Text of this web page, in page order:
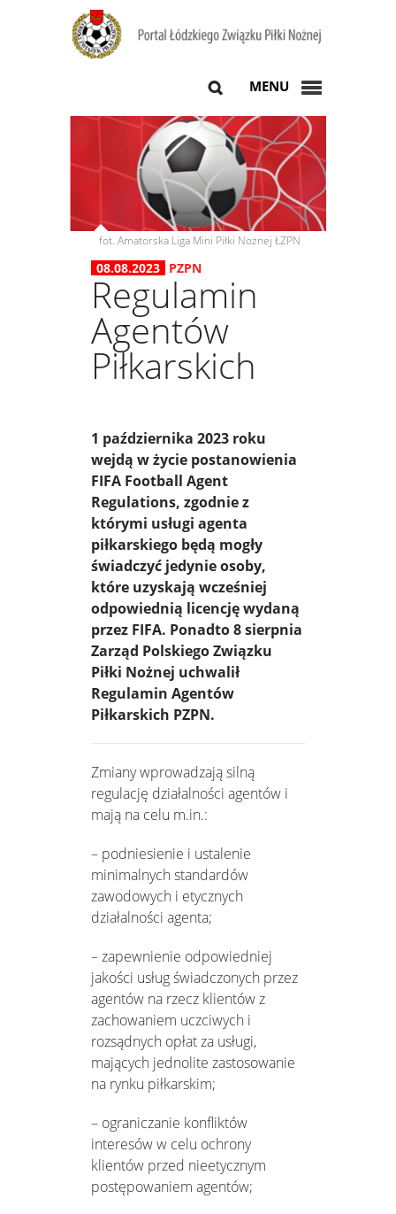
MENU
fot. Amatorska Liga Mini Piłki Nożnej ŁZPN
08.08.2023 PZPN
Regulamin
Agentów
Piłkarskich
1 października 2023 roku
wejdą w życie postanowienia
FIFA Football Agent
Regulations, zgodnie z
którymi usługi agenta
piłkarskiego będą mogły
świadczyć jedynie osoby,
które uzyskają wcześniej
odpowiednią licencję wydaną
przez FIFA. Ponadto 8 sierpnia
Zarząd Polskiego Związku
Piłki Nożnej uchwalił
Regulamin Agentów
Piłkarskich PZPN.
Zmiany wprowadzają silną
regulację działalności agentów i
mają na celu m.in.:
– podniesienie i ustalenie
minimalnych standardów
zawodowych i etycznych
działalności agenta;
– zapewnienie odpowiedniej
jakości usług świadczonych przez
agentów na rzecz klientów z
zachowaniem uczciwych i
rozsądnych opłat za usługi,
mających jednolite zastosowanie
na rynku piłkarskim;
– ograniczanie konfliktów
interesów w celu ochrony
klientów przed nieetycznym
postępowaniem agentów;